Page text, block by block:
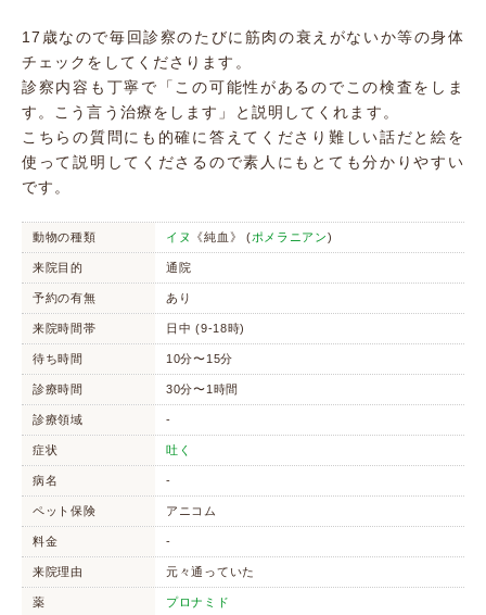
17歳なので毎回診察のたびに筋肉の衰えがないか等の身体
チェックをしてくださります。
診察内容も丁寧で「この可能性があるのでこの検査をしま
す。こう言う治療をします」と説明してくれます。
こちらの質問にも的確に答えてくださり難しい話だと絵を
使って説明してくださるので素人にもとても分かりやすい
です。
動物の種類 イヌ 《純血》 (ポメラニアン)
来院目的 通院
予約の有無 あり
来院時間帯 日中 (9-18時)
待ち時間 10分〜15分
診療時間 30分〜1時間
診療領域 -
症状 吐く
病名 -
ペット保険 アニコム
料金 -
来院理由 元々通っていた
薬 プロナミド